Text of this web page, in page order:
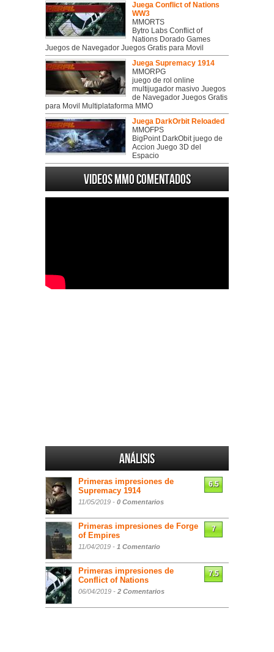
Juega Conflict of Nations
WW3
MMORTS
Bytro Labs Conflict of
Nations Dorado Games
Juegos de Navegador Juegos Gratis para Movil
Juega Supremacy 1914
MMORPG
juego de rol online
multijugador masivo Juegos
de Navegador Juegos Gratis
para Movil Multiplataforma MMO
Juega DarkOrbit Reloaded
MMOFPS
BigPoint DarkObit juego de
Accion Juego 3D del
Espacio
Videos MMO Comentados
Análisis
Primeras impresiones de
Supremacy 1914
11/05/2019 - 0 Comentarios
6.5
Primeras impresiones de Forge
of Empires
11/04/2019 - 1 Comentario
7
Primeras impresiones de
Conflict of Nations
06/04/2019 - 2 Comentarios
7.5